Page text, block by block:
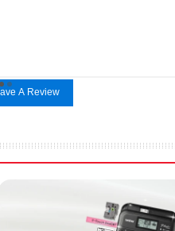
A Review